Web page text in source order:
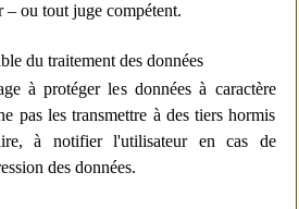
ou tout juge compétent.
du traitement des données
à protéger les données à caractère
pas les transmettre à des tiers hormis
à notifier l'utilisateur en cas de
des données.